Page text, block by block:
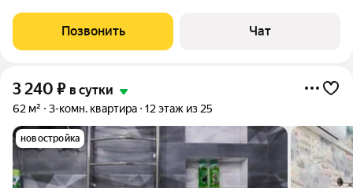
индукционная и чайник) Вся необходимая посуда!
Двуспальный диван с чистым
Позвонить Чат
3 240 ₽ в сутки
62 м² 3-комн. квартира 12 этаж из 25
новостройка